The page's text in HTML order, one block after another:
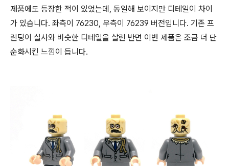
제품에도 등장한 적이 있었는데, 동일해 보이지만 디테일이 차이
가 있습니다. 좌측이 76230, 우측이 76239 버전입니다. 기존 프
린팅이 실사와 비슷한 디테일을 살린 반면 이번 제품은 조금 더 단
순화시킨 느낌이 듭니다.